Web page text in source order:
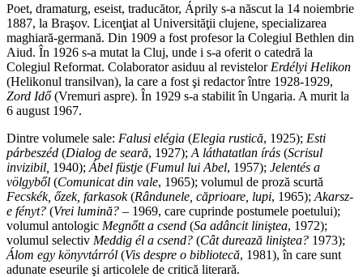
Poet, dramaturg, eseist, traducător, Áprily s-a născut la 14 noiembrie
1887, la Braşov. Licenţiat al Universităţii clujene, specializarea
maghiară-germană. Din 1909 a fost profesor la Colegiul Bethlen din
Aiud. În 1926 s-a mutat la Cluj, unde i s-a oferit o catedră la
Colegiul Reformat. Colaborator asiduu al revistelor Erdélyi Helikon
(Helikonul transilvan), la care a fost şi redactor între 1928-1929,
Zord Idő(Vremuri aspre). În 1929 s-a stabilit în Ungaria. A murit la
6 august 1967.
Dintre volumele sale: Falusi elégia (Elegia rustică, 1925); Esti
párbeszéd (Dialog de seară, 1927); A láthatatlan írás (Scrisul
invizibil 1940); Ábel füstje (Fumul lui Abel, 1957); Jelentés a
völgyből (Comunicat din vale, 1965); volumul de proză scurtă
Fecskék, őzek, farkasok (Rândunele, căprioare, lupi, 1965); Akarsz-
e fényt? (Vrei lumină? – 1969, care cuprinde postumele poetului);
volumul antologic Megnőtta csend (S­a adâncit liniştea, 1972);
volumul selectiv Meddig él a csend? (Cât durează liniştea? 1973);
Álom egy könyvtárról (Vis despre o bibliotecă, 1981), în care sunt
adunate eseurile şi articolele de critică literară.